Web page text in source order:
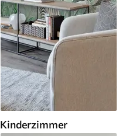
Kinderzimmer